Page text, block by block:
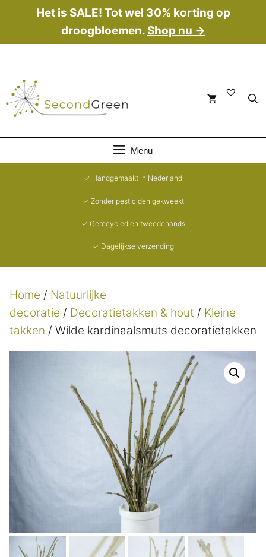
de
Het is SALE! Tot wel 30% korting op
droogbloemen. Shop nu →
Menu
✓ Handgemaakt in Nederland
✓ Zonder pesticiden gekweekt
✓ Gerecycled en tweedehands
✓ Dagelijkse verzending
Home / Natuurlijke
decoratie / Decoratietakken & hout / Kleine
takken / Wilde kardinaalsmuts decoratietakken